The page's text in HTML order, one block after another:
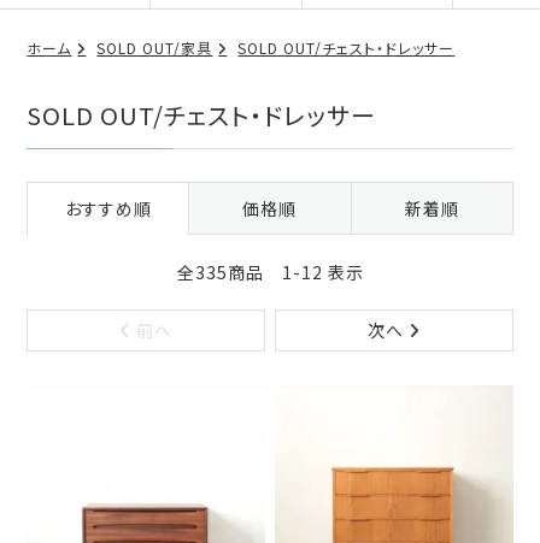
ホーム SOLD OUT/家具 SOLD OUT/チェスト・ドレッサー
SOLD OUT/チェスト・ドレッサー
おすすめ順 価格順 新着順
全335商品 1-12 表示
前へ 次へ